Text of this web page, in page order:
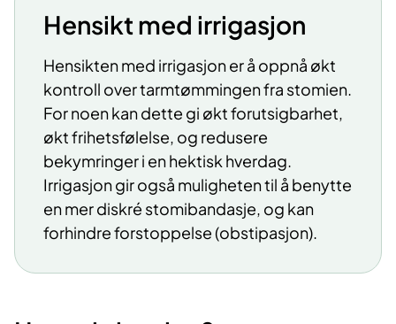
Hensikt med irrigasjon
Hensikten med irrigasjon er å oppnå økt
kontroll over tarmtømmingen fra stomien.
For noen kan dette gi økt forutsigbarhet,
økt frihetsfølelse, og redusere
bekymringer i en hektisk hverdag.
Irrigasjon gir også muligheten til å benytte
en mer diskré stomibandasje, og kan
forhindre forstoppelse (obstipasjon).